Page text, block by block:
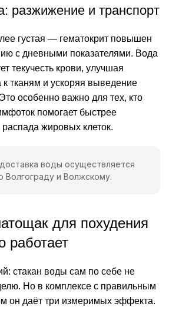
разжижение и транспорт
густая — гематокрит повышен
с дневными показателями. Вода
текучесть крови, улучшая
к тканям и ускоряя выведение
особенно важно для тех, кто
помогает быстрее
жировых клеток.
воды осуществляется
Волгограду и Волжскому.
для похудения
работает
стакан воды сам по себе не
Но в комплексе с правильным
он даёт три измеримых эффекта.